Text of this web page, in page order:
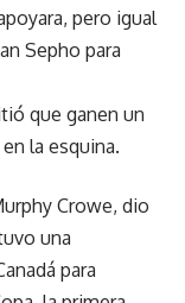
pero igual
Sepho para
que ganen un
la esquina.
Crowe, dio
una
para